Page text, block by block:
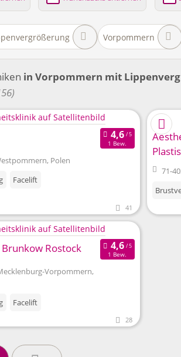
Brustvergrößerung Vorpommern
in Vorpommern mit
1 Bew.
Polen
Facelift
41
71-
Rostock
1 Bew.
Vorpommern,
Facelift
28